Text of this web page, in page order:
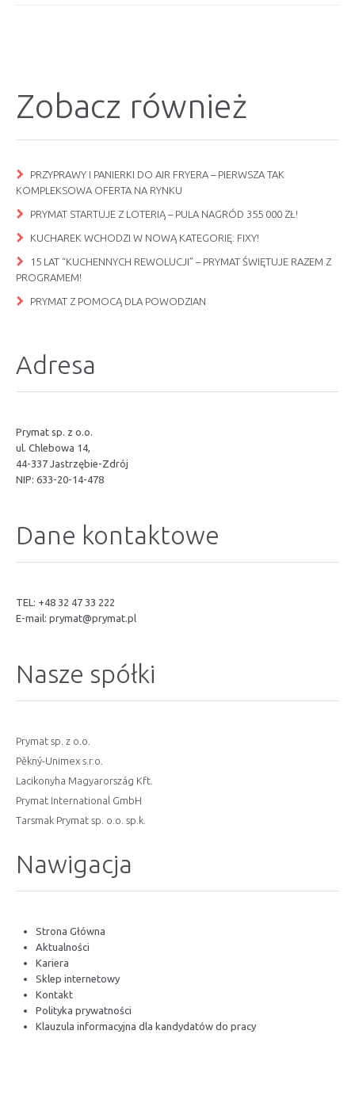
Zobacz również
PRZYPRAWY I PANIERKI DO AIR FRYERA – PIERWSZA TAK
KOMPLEKSOWA OFERTA NA RYNKU
PRYMAT STARTUJE Z LOTERIĄ – PULA NAGRÓD 355 000 ZŁ!
KUCHAREK WCHODZI W NOWĄ KATEGORIĘ: FIXY!
15 LAT “KUCHENNYCH REWOLUCJI” – PRYMAT ŚWIĘTUJE RAZEM Z
PROGRAMEM!
PRYMAT Z POMOCĄ DLA POWODZIAN
Adresa
Prymat sp. z o.o.
ul. Chlebowa 14,
44-337 Jastrzębie-Zdrój
NIP: 633-20-14-478
Dane kontaktowe
TEL: +48 32 47 33 222
E-mail: prymat@prymat.pl
Nasze spółki
Prymat sp. z o.o.
Pěkný-Unimex s.r.o.
Lacikonyha Magyarország Kft.
Prymat International GmbH
Tarsmak Prymat sp. o.o. sp.k.
Nawigacja
Strona Główna
Aktualności
Kariera
Sklep internetowy
Kontakt
Polityka prywatności
Klauzula informacyjna dla kandydatów do pracy